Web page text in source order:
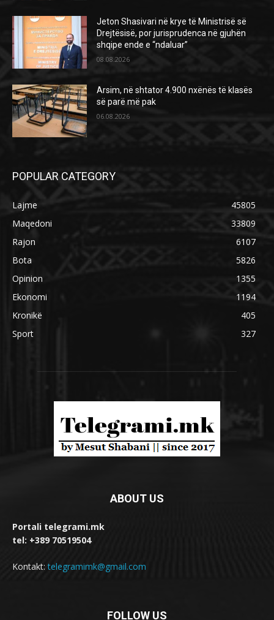
Jeton Shasivari në krye të Ministrisë së
Drejtësisë, por jurisprudenca në gjuhën
shqipe ende e “ndaluar”
08.08.2026
Arsim, në shtator 4.900 nxënës të klasës
së parë më pak
06.08.2026
POPULAR CATEGORY
Lajme
45805
Maqedoni
33809
Rajon
6107
Bota
5826
Opinion
1355
Ekonomi
1194
Kronikë
405
Sport
327
ABOUT US
Portali telegrami.mk
tel: +389 70519504
Kontakt:telegramimk@gmail.com
FOLLOW US